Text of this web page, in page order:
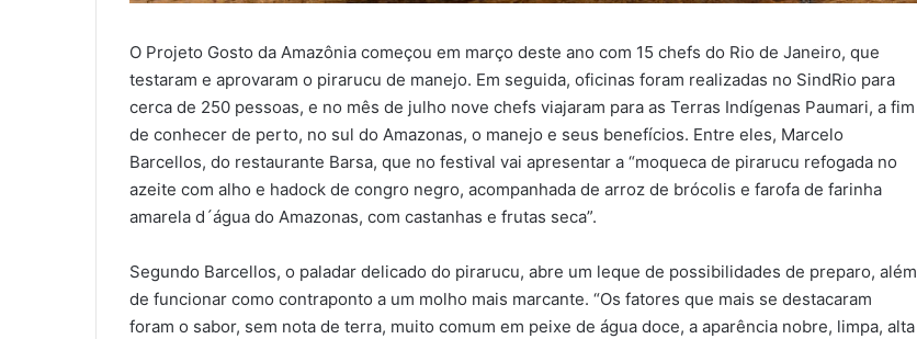
O Projeto Gosto da Amazônia começou em março deste ano com 15 chefs do Rio de Janeiro, que
testaram e aprovaram o pirarucu de manejo. Em seguida, oficinas foram realizadas no SindRio para
cerca de 250 pessoas, e no mês de julho nove chefs viajaram para as Terras Indígenas Paumari, a fim
de conhecer de perto, no sul do Amazonas, o manejo e seus benefícios. Entre eles, Marcelo
Barcellos, do restaurante Barsa, que no festival vai apresentar a “moqueca de pirarucu refogada no
azeite com alho e hadock de congro negro, acompanhada de arroz de brócolis e farofa de farinha
amarela d´água do Amazonas, com castanhas e frutas seca”.
Segundo Barcellos, o paladar delicado do pirarucu, abre um leque de possibilidades de preparo, além
de funcionar como contraponto a um molho mais marcante. “Os fatores que mais se destacaram
foram o sabor, sem nota de terra, muito comum em peixe de água doce, a aparência nobre, limpa, alta